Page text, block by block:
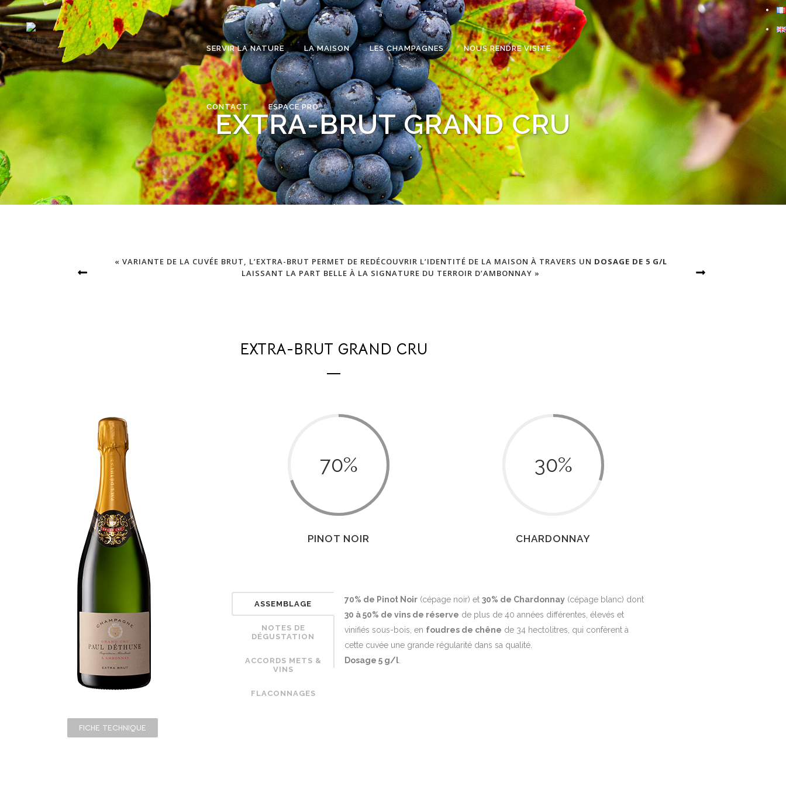
SERVIR LA NATURE LA MAISON LES CHAMPAGNES NOUS RENDRE VISITE
CONTACT ESPACE PRO
EXTRA-BRUT GRAND CRU
« VARIANTE DE LA CUVÉE BRUT, L’EXTRA-BRUT PERMET DE REDÉCOUVRIR L’IDENTITÉ DE LA MAISON À TRAVERS UN DOSAGE DE 5 G/L
LAISSANT LA PART BELLE À LA SIGNATURE DU TERROIR D’AMBONNAY »
EXTRA-BRUT GRAND CRU
FICHE TECHNIQUE
70%
PINOT NOIR
30%
CHARDONNAY
ASSEMBLAGE
NOTES DE
DÉGUSTATION
ACCORDS METS &
VINS
FLACONNAGES
70% de Pinot Noir (cépage noir) et30% de Chardonnay (cépage blanc) dont
30 à 50% de vins de réserve de plus de 40 années différentes, élevés et
vinifiés sous-bois, en foudres de chêne de 34 hectolitres, qui confèrent à
cette cuvée une grande régularité dans sa qualité.
Dosage 5 g/l